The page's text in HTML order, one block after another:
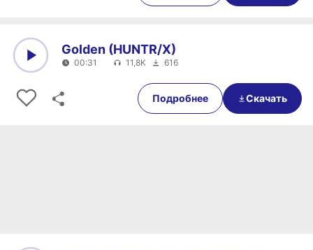
00:31
Golden (HUNTR/X)
00:31 11,8K 616
Подробнее Скачать